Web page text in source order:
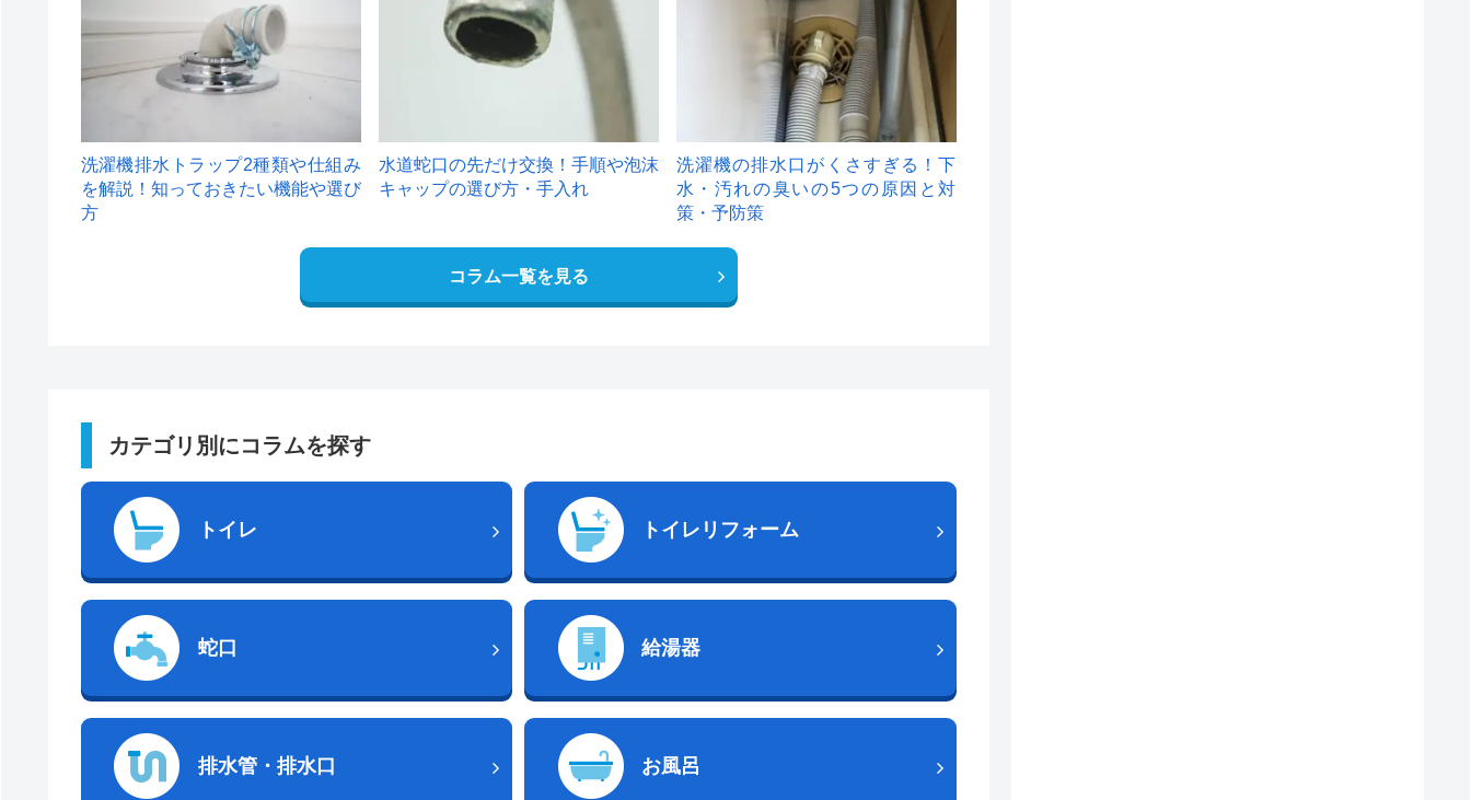
洗濯機排水トラップ2種類や仕組み
を解説！知っておきたい機能や選び
方
水道蛇口の先だけ交換！手順や泡沫
キャップの選び方・手入れ
洗濯機の排水口がくさすぎる！下
水・汚れの臭いの5つの原因と対
策・予防策
コラム一覧を見る
カテゴリ別にコラムを探す
トイレ トイレリフォーム
蛇口 給湯器
排水管・排水口 お風呂